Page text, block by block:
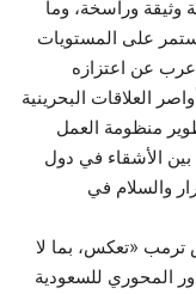
وثيقة وراسخة، وما
على المستويات
عن اعتزازه
العلاقات البحرينية
منظومة العمل
بين الأشقاء في دول
والسلام في
ترمب «تعكس، بما لا
المحوري للسعودية